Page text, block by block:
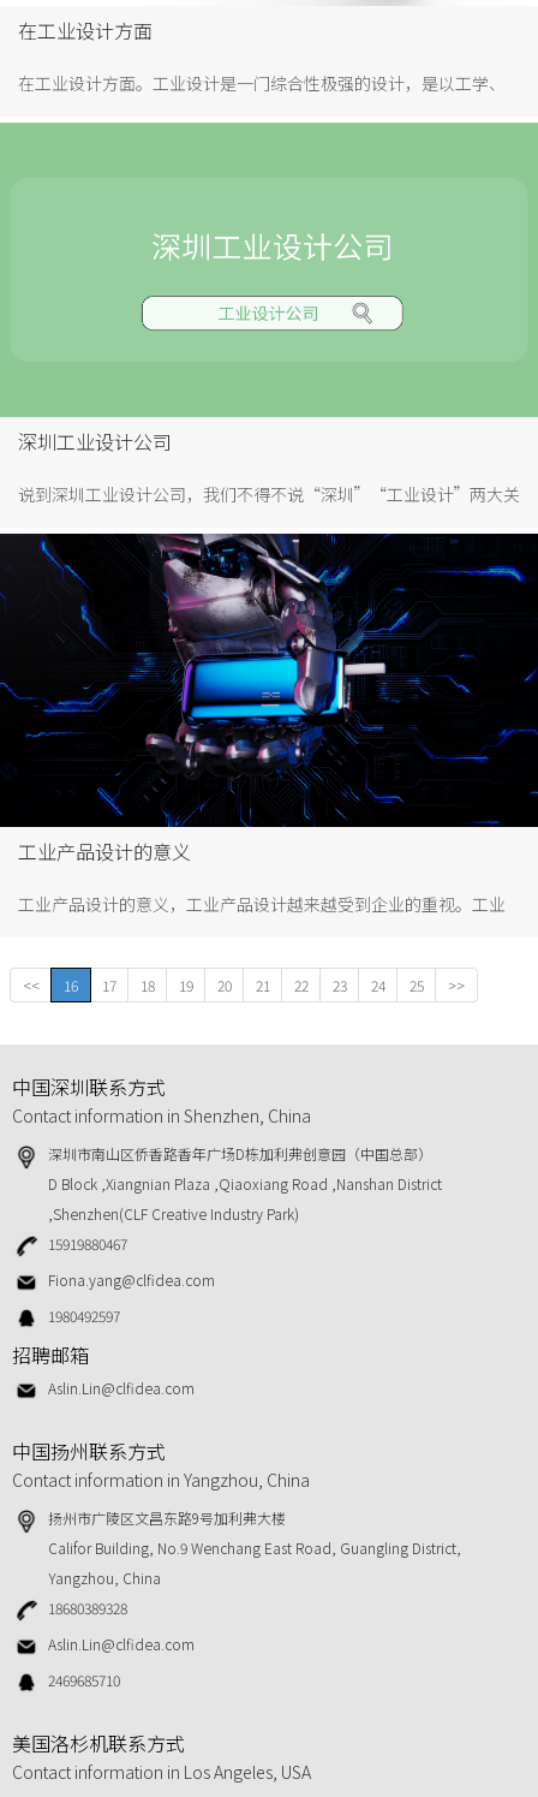
在工业设计方面
在工业设计方面。工业设计是一门综合性极强的设计，是以工学、
师，综合能力也要强。
深圳工业设计公司
说到深圳工业设计公司，我们不得不说“深圳”“工业设计”两大关
圳速度”，享有“设计之都”、“时尚之城”、“创客之城”、“志
愿者之城”等美誉。深圳作为“设计之都”更是涌现了一大批的优秀
的工业设计公司。比如日本松下找的也是深圳加利弗工业设计公司
工业产品设计的意义
工业产品设计的意义，工业产品设计越来越受到企业的重视。工业
设计计师的精心设计出来的结果。设计的意义旨在让产品更有吸引
力、更加完美，让产品更受欢迎，获得经济效益。 产品最终需要通
<< 16 17 18 19 20 21 22 23 24 25 >>
中国深圳联系方式
Contact information in Shenzhen, China
深圳市南山区侨香路香年广场D栋加利弗创意园（中国总部）
D Block ,Xiangnian Plaza ,Qiaoxiang Road ,Nanshan District
,Shenzhen(CLF Creative Industry Park)
15919880467
Fiona.yang@clfidea.com
1980492597
招聘邮箱
Aslin.Lin@clfidea.com
中国扬州联系方式
Contact information in Yangzhou, China
扬州市广陵区文昌东路9号加利弗大楼
Califor Building, No.9 Wenchang East Road, Guangling District,
Yangzhou, China
18680389328
Aslin.Lin@clfidea.com
2469685710
美国洛杉机联系方式
Contact information in Los Angeles, USA